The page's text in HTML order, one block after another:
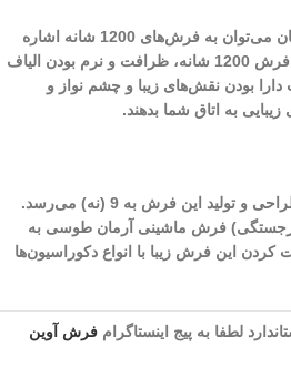
از بهترین فرش‌های ماشینی کاشان می‌توان به فرش‌های 1200 شانه اشاره
نمود. ویژگی چشمگیر و اساسی فرش 1200 شانه، ظرافت و نرم بودن الیاف
بودن نقش‌های زیبا و چشم نواز و
به اتاق شما بدهند.
تعداد رنگ‌های استفاده شده در طراحی و تولید این فرش به 9 (نه) می‌رسد.
فرش ماشینی آرمان طوسی به
این فرش زیبا با انواع دکوراسیون‌ها
لطفا به پیج اینستاگرام فرش آوین